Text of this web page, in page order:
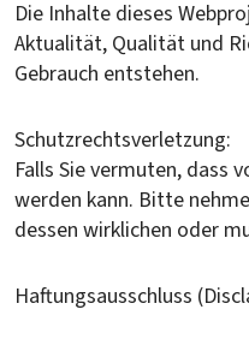
Die Inhalte dieses
Aktualität, Qualität und
Gebrauch entstehen.
Schutzrechtsverletzung:
Falls Sie vermuten, dass
werden kann. Bitte
dessen wirklichen oder
Haftungsausschluss